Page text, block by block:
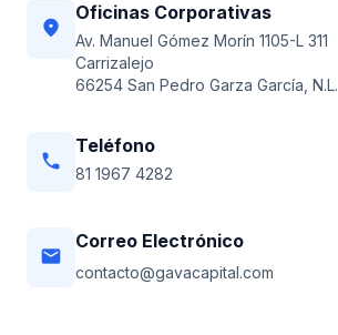
location_on
Oficinas Corporativas
Av. Manuel Gómez Morín 1105-L 311
Carrizalejo
66254 San Pedro Garza García, N.L.
phone
Teléfono
81 1967 4282
email
Correo Electrónico
contacto@gavacapital.com